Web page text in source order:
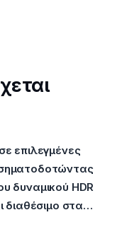
επιλεγμένες
δυναμικού HDR
διαθέσιμο στα…